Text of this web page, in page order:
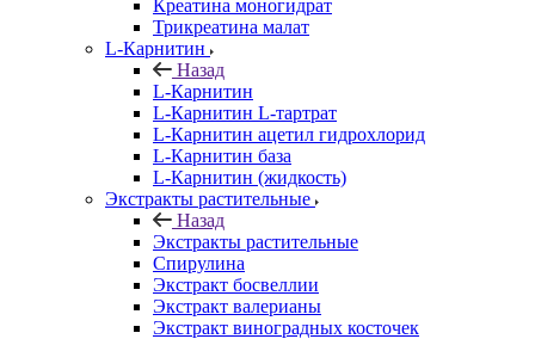
Креатина моногидрат
Трикреатина малат
L-Карнитин
Назад
L-Карнитин
L-Карнитин L-тартрат
L-Карнитин ацетил гидрохлорид
L-Карнитин база
L-Карнитин (жидкость)
Экстракты растительные
Назад
Экстракты растительные
Спирулина
Экстракт босвеллии
Экстракт валерианы
Экстракт виноградных косточек